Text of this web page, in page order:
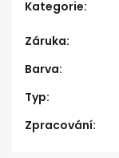
Kategorie:
Záruka:
Barva:
Typ:
Zpracování: